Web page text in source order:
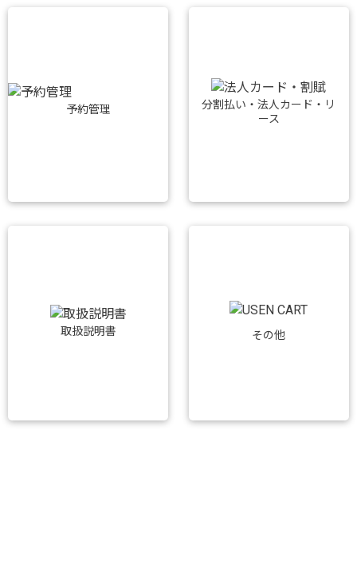
予約管理
分割払い・法人カード・リ
ース
取扱説明書 その他